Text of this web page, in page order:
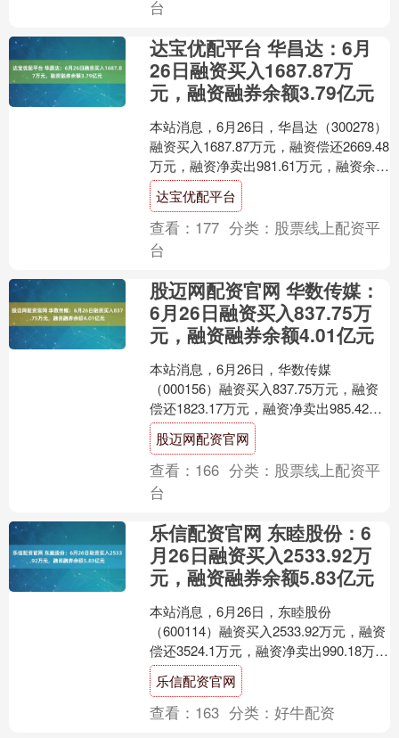
台
达宝优配平台 华昌达：6月
26日融资买入1687.87万
元，融资融券余额3.79亿元
本站消息，6月26日，华昌达（300278）
融资买入1687.87万元，融资偿还2669.48
万元，融资净卖出981.61万元，融资余额
3.79亿元。 融券方面....
达宝优配平台
查看： 177 分类： 股票线上配资平
台
股迈网配资官网 华数传媒：
6月26日融资买入837.75万
元，融资融券余额4.01亿元
本站消息，6月26日，华数传媒
（000156）融资买入837.75万元，融资
偿还1823.17万元，融资净卖出985.42万
元，融资余额4.0亿元。 融券方面，....
股迈网配资官网
查看： 166 分类： 股票线上配资平
台
乐信配资官网 东睦股份：6
月26日融资买入2533.92万
元，融资融券余额5.83亿元
本站消息，6月26日，东睦股份
（600114）融资买入2533.92万元，融资
偿还3524.1万元，融资净卖出990.18万
元，融资余额5.81亿元。 融券方面....
乐信配资官网
查看： 163 分类：好牛配资